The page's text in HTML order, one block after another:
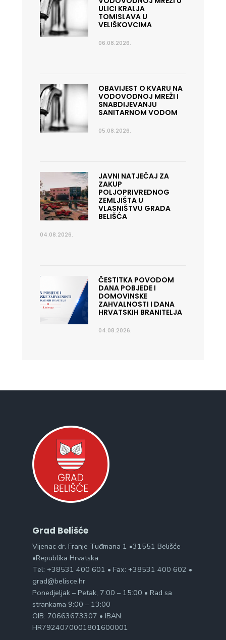
ULICI KRALJA
TOMISLAVA U
VELIŠKOVCIMA
06.08.2026.
OBAVIJEST O KVARU NA
VODOVODNOJ MREŽI I
SNABDIJEVANJU
SANITARNOM VODOM
05.08.2026.
JAVNI NATJEČAJ ZA
ZAKUP
POLJOPRIVREDNOG
ZEMLJIŠTA U
VLASNIŠTVU GRADA
BELIŠĆA
04.08.2026.
ČESTITKA POVODOM
DANA POBJEDE I
DOMOVINSKE
ZAHVALNOSTI I DANA
HRVATSKIH BRANITELJA
04.08.2026.
Grad Belišće
Vijenac dr. Franje Tuđmana 1 •31551 Belišće
•Republika Hrvatska
Tel: +38531 400 601 • Fax: +38531 400 602 •
grad@belisce.hr
Ponedjeljak – Petak, 7:00 – 15:00 • Rad sa
strankama 9:00 – 13:00
OIB: 70663673307 • IBAN:
HR7924070001801600001